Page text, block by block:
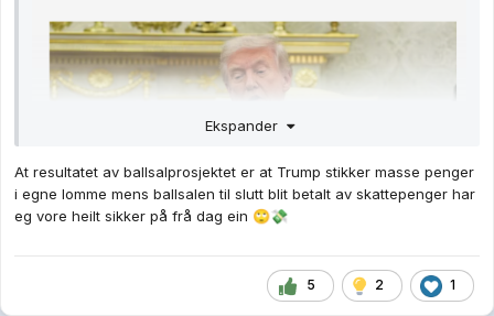
Det er jo en god nyhet for demokratene.
Ekspander
At resultatet av ballsalprosjektet er at Trump stikker masse penger
i egne lomme mens ballsalen til slutt blit betalt av skattepenger har
eg vore heilt sikker på frå dag ein 🙄💸
5 2 1